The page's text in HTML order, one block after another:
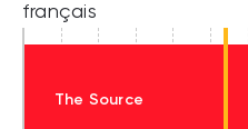
français
The Source